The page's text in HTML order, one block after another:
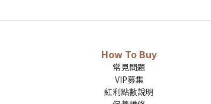
How To Buy
常見問題
VIP募集
紅利點數說明